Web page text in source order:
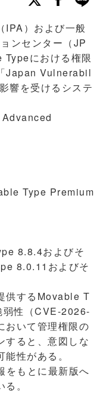
IPA）および一般
ンセンター（JP
における権限
Japan Vulnerabil
響を受けるシステ
Type Premium
8.8.4およびそ
8.0.11およびそ
供するMovable T
弱性（CVE-2026-
おいて管理権限の
すると、意図しな
性がある。
もとに最新版へ
。